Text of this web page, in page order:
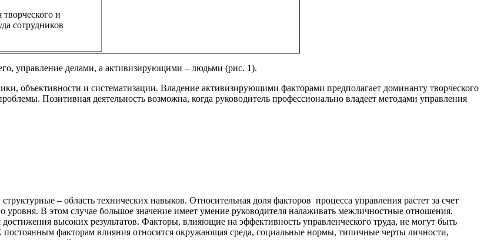
и
сотрудников
управление делами, а активизирующими – людьми (рис. 1).
объективности и систематизации. Владение активизирующими факторами предполагает доминанту творческого
Позитивная деятельность возможна, когда руководитель профессионально владеет методами управления
– область технических навыков. Относительная доля факторов процесса управления растет за счет
уровня. В этом случае большое значение имеет умение руководителя налаживать межличностные отношения.
высоких результатов. Факторы, влияющие на эффективность управленческого труда, не могут быть
факторам влияния относится окружающая среда, социальные нормы, типичные черты личности,